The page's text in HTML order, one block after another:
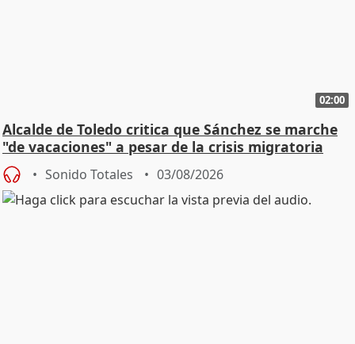
02:00
Alcalde de Toledo critica que Sánchez se marche
"de vacaciones" a pesar de la crisis migratoria
Sonido Totales 03/08/2026